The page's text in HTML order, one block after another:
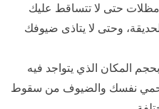
مظلات حتى لا تتساقط عليك
وحتى لا يتاذى ضيوفك
المكان الذي يتواجد فيه
تحمي نفسك والضيوف من سقوط